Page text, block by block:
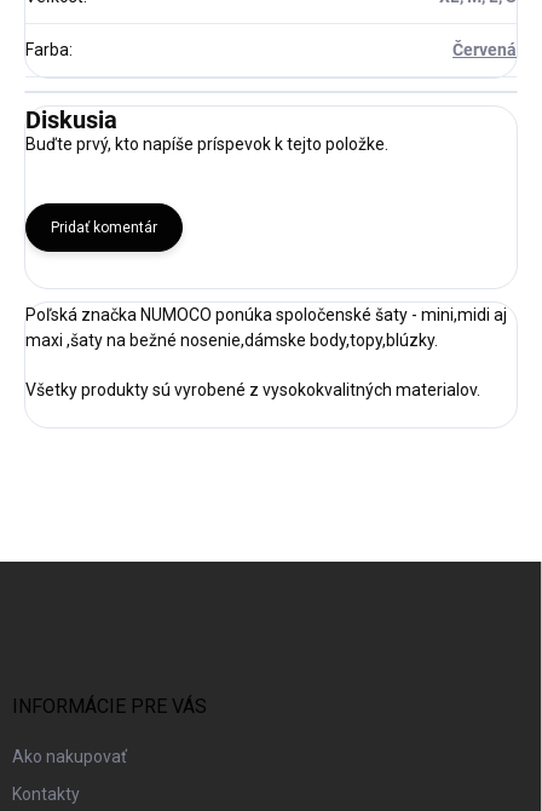
Farba: Červená
Diskusia
Buďte prvý, kto napíše príspevok k tejto položke.
Pridať komentár
Poľská značka NUMOCO ponúka spoločenské šaty - mini,midi aj
maxi ,šaty na bežné nosenie,dámske body,topy,blúzky.
Všetky produkty sú vyrobené z vysokokvalitných materialov.
INFORMÁCIE PRE VÁS
Ako nakupovať
Kontakty